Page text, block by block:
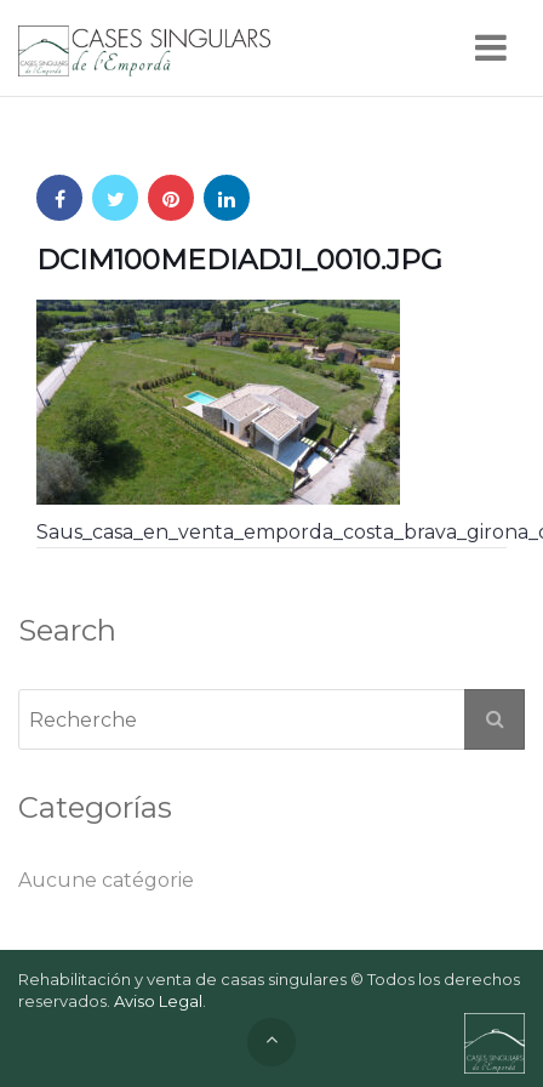
DCIM100MEDIADJI_0010.JPG
Search
Categorías
Aucune catégorie
Rehabilitación y venta de casas singulares © Todos los derechos
reservados. Aviso Legal